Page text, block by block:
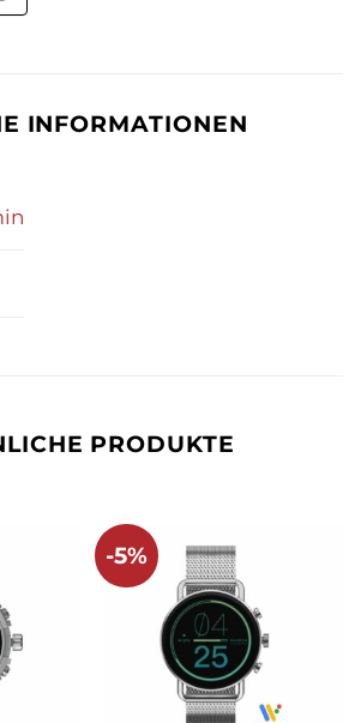
INFORMATIONEN
PRODUKTE
-5%